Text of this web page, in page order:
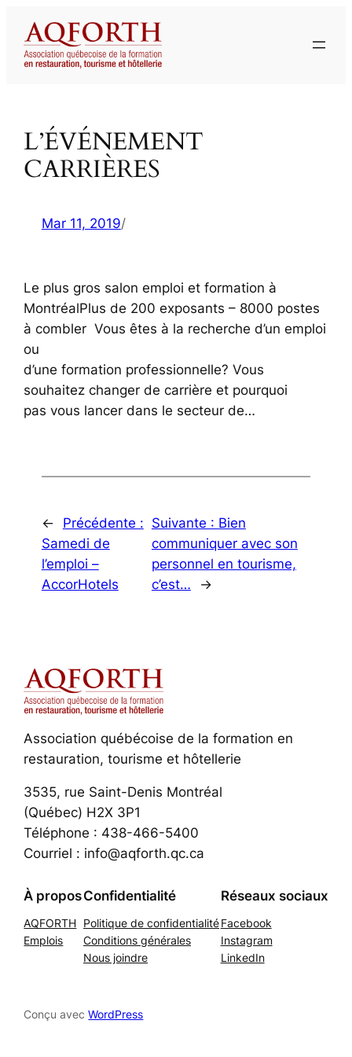
contenu
L’ÉVÉNEMENT
CARRIÈRES
Mar 11, 2019/
Le plus gros salon emploi et formation à
MontréalPlus de 200 exposants – 8000 postes
à combler Vous êtes à la recherche d’un emploi
ou
d’une formation professionnelle? Vous
souhaitez changer de carrière et pourquoi
pas vous lancer dans le secteur de…
←
Précédente :
Samedi de
l’emploi –
AccorHotels
Suivante : Bien
communiquer avec son
personnel en tourisme,
c’est…
→
Association québécoise de la formation en
restauration, tourisme et hôtellerie
3535, rue Saint-Denis Montréal
(Québec) H2X 3P1
Téléphone : 438-466-5400
Courriel : info@aqforth.qc.ca
À propos
AQFORTH
Emplois
Confidentialité
Politique de confidentialité
Conditions générales
Nous joindre
Réseaux sociaux
Facebook
Instagram
LinkedIn
Conçu avecWordPress